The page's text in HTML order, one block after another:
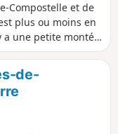
Compostelle et de
plus ou moins en
a une petite montée
210 mètres en
une
et mène à
de-